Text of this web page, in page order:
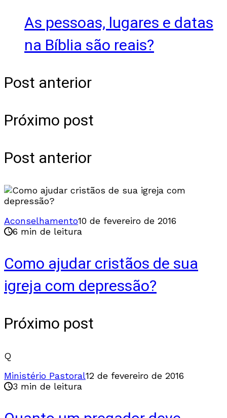
As pessoas, lugares e datas
na Bíblia são reais?
Post anterior
Próximo post
Post anterior
Aconselhamento10 de fevereiro de 2016
6 min de leitura
Como ajudar cristãos de sua
igreja com depressão?
Próximo post
Q
Ministério Pastoral12 de fevereiro de 2016
3 min de leitura